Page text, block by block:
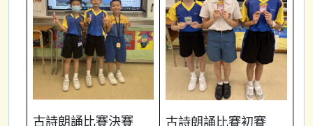
古詩朗誦比賽決賽
古詩朗誦比賽初賽